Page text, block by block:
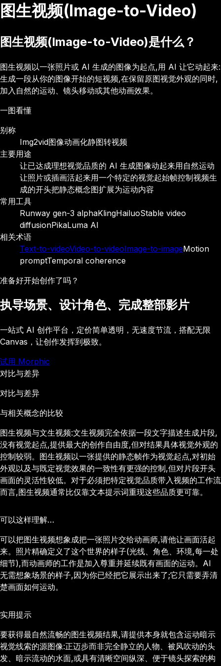
图生视频(Image-to-Video)
图生视频(Image-to-Video)是什么？
图生视频以一张照片或 AI 生成的图像为起点,用 AI 让它动起来:
生成一段从你的图像开始的短视频,在保留原图视觉外观的同时,
加入自然的运动、镜头移动或其他动画效果。
一图看懂
别称
Img2vid图像动画化静图转视频
主要用途
让已达成理想视觉品质的 AI 生成图像动起来用自然运动
让照片或插画活起来用一个特定的视觉起始帧控制视频生
成的开头把静态概念图扩展为运动内容
常用工具
Runway gen-3 alphaKlingHailuoStable video
diffusionPikaLuma AI
相关术语
Text-to-videoVideo-to-videoImage-to-imageMotion
promptTemporal coherence
准备好开始创作了吗？
执导场景、设计角色、完成整部影片
一站式 AI 创作平台，定价简单透明，无速度节流，搭配无限
Canvas，让创作发挥到极致。
试用 Morphic
对比与差异
对比与差异
与相关概念的比较
图生视频与文生视频:文生视频完全依据一段文字描述生成片段,
没有视觉起点,提供最大的创作自由度,但对结果具体视觉外观的
控制较弱。图生视频以一张提供的静态帧作为视觉起点,对初始
外观以及与既定视觉效果的一致性有更强的控制,但对片段开头
画面的灵活性较低。对于必须把特定视觉品质带入视频的工作流
而言,图生视频通常比仅靠文本提示词重现这些品质更可靠。
可以这样理解…
可以把图生视频想象成把一张照片交给动画师,请他让画面活起
来。照片精确定义了这个世界的样子(光线、角色、环境,每一处
细节),而动画师的工作是加入尊重并延续既有画面的运动。AI
无需想象场景的样子,因为你已经把它展示出来了;它只需要弄清
楚画面如何运动。
实用提示
要获得最自然流畅的图生视频结果,请提供本身就包含运动暗示
视觉线索的源图像:正迈步而非完全静立的人物、被风吹动的头
发、暗示流动的水面,或具有清晰空间纵深、便于镜头探索的构